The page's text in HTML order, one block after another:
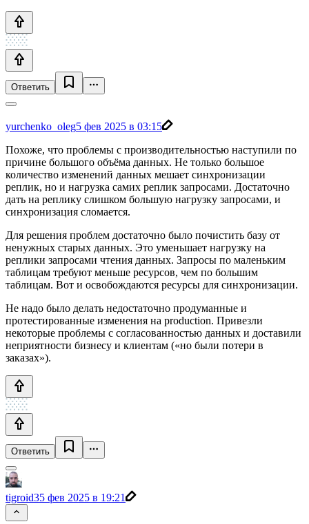
Ответить
yurchenko_oleg5 фев 2025 в 03:15
Похоже, что проблемы с производительностью наступили по
причине большого объёма данных. Не только большое
количество изменений данных мешает синхронизации
реплик, но и нагрузка самих реплик запросами. Достаточно
дать на реплику слишком большую нагрузку запросами, и
синхронизация сломается.
Для решения проблем достаточно было почистить базу от
ненужных старых данных. Это уменьшает нагрузку на
реплики запросами чтения данных. Запросы по маленьким
таблицам требуют меньше ресурсов, чем по большим
таблицам. Вот и освобождаются ресурсы для синхронизации.
Не надо было делать недостаточно продуманные и
протестированные изменения на production. Привезли
некоторые проблемы с согласованностью данных и доставили
неприятности бизнесу и клиентам («но были потери в
заказах»).
Ответить
tigroid35 фев 2025 в 19:21